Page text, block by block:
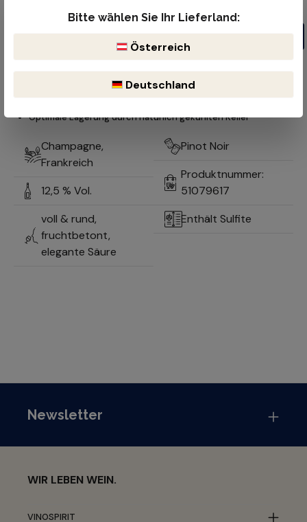
In den Warenkorb
Lieferzeit 1-2 Werktage
Bruchsicherer & reibungsloser Versand durch DHL oder der öst.
Optimale Lagerung durch natürlich gekühlten Keller
Champagne,
Frankreich
12,5 % Vol.
voll & rund,
fruchtbetont,
elegante Säure
Pinot Noir
Produktnummer:
51079617
Enthält Sulfite
Newsletter
WIR LEBEN WEIN.
VINOSPIRIT
Bitte wählen Sie Ihr Lieferland:
Österreich
Deutschland